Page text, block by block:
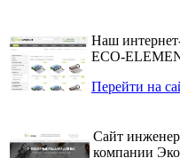
Наш
ECO-
Перейти на
Сайт
компании